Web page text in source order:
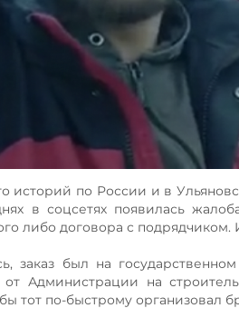
историй по России и в
в соцсетях появилась
либо договора с подрядчиком.
заказ был на
от Администрации на
тот по-быстрому организовал